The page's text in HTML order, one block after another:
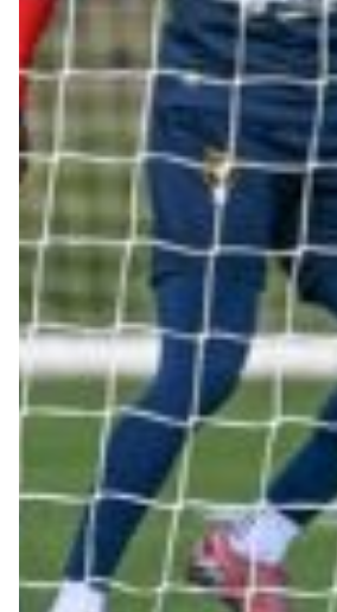
Robe di Kappa x Genoa
Vintage Collection
Red&Blue Voices
Kids
Accessori
Party
Caffè Boasi x Genoa
Helan x Genoa